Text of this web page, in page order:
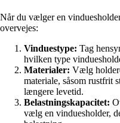
Når du vælger en
overvejes:
Vinduestype: Tag
hvilken type
Materialer: Vælg
materiale, såsom rustfrit
længere levetid.
Belastningskapacitet:
vælg en vinduesholder,